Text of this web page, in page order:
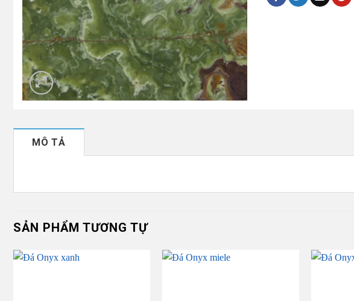
MÔ TẢ
SẢN PHẨM TƯƠNG TỰ